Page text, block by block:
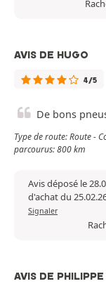
AVIS DE HUGO
4/5
De bons
Type de route: Route -
parcourus: 800 km
Avis déposé le
d'achat du
Signaler
AVIS DE PHILIPPE